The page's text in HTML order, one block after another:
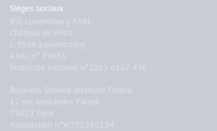
Sièges sociaux :
BSI Luxembourg ASBL
Château de Wiltz
L-9516 Luxembourg
ASBL n° F9655
Matricule national n°2013 6102 436
Business Science Institute France
12 rue Alexandre Parodi
75010 Paris
Association n°W751280124